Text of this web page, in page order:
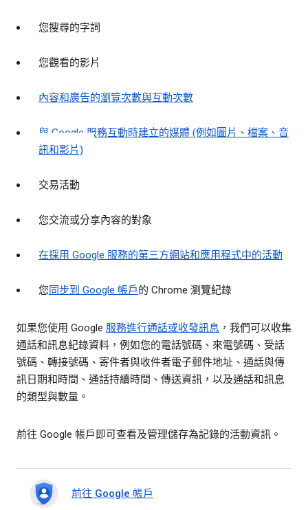
您搜尋的字詞
您觀看的影片
內容和廣告的瀏覽次數與互動次數
與 Google 服務互動時建立的媒體 (例如圖片、檔案、音
訊和影片)
交易活動
您交流或分享內容的對象
在採用 Google 服務的第三方網站和應用程式中的活動
您同步到 Google 帳戶的 Chrome 瀏覽紀錄
如果您使用 Google 服務進行通話或收發訊息 ，我們可以收集
通話和訊息紀錄資料，例如您的電話號碼、來電號碼、受話
號碼、轉接號碼、寄件者與收件者電子郵件地址、通話與傳
訊日期和時間、通話持續時間、傳送資訊，以及通話和訊息
的類型與數量。
前往 Google 帳戶即可查看及管理儲存為記錄的活動資訊。
前往 Google 帳戶